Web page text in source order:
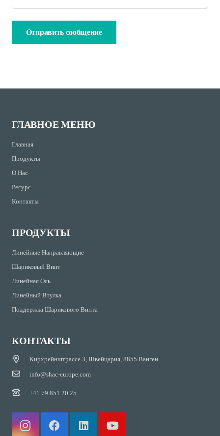
ГЛАВНОЕ МЕНЮ
Главная
Продукты
О Нас
Ресурс
Контакты
ПРОДУКТЫ
Линейные Направляющие
Шариковый Винт
Линейная Ось
Линейный Втулка
Поддержка Шарикового Винта
КОНТАКТЫ
Кирхрейнштрассе 3, Швейцария, 8855 Ванген
info@shac-europe.com
+41 79 851 20 25